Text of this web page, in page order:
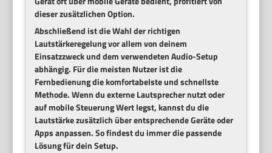
dieser zusätzlichen Option.
Abschließend ist die Wahl der richtigen
Lautstärkeregelung vor allem von deinem
Einsatzzweck und dem verwendeten Audio-Setup
abhängig. Für die meisten Nutzer ist die
Fernbedienung die komfortabelste und schnellste
Methode. Wenn du externe Lautsprecher nutzt oder
auf mobile Steuerung Wert legst, kannst du die
Lautstärke zusätzlich über entsprechende Geräte oder
Apps anpassen. So findest du immer die passende
Lösung für dein Setup.